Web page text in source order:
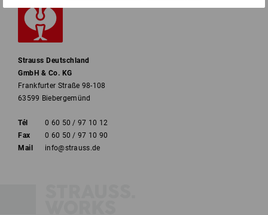
Strauss Deutschland
GmbH & Co. KG
Frankfurter Straße 98-108
63599 Biebergemünd
Tél
0 60 50 / 97 10 12
Fax
0 60 50 / 97 10 90
Mail
info@strauss.de